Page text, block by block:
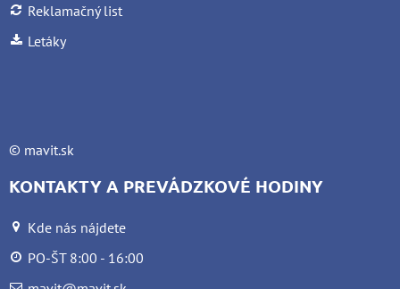
Reklamačný list
Letáky
© mavit.sk
KONTAKTY A PREVÁDZKOVÉ HODINY
Kde nás nájdete
PO-ŠT 8:00 - 16:00